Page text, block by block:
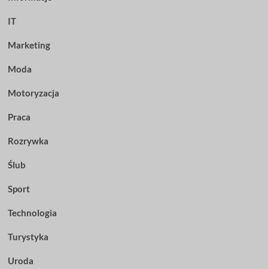
IT
Marketing
Moda
Motoryzacja
Praca
Rozrywka
Ślub
Sport
Technologia
Turystyka
Uroda